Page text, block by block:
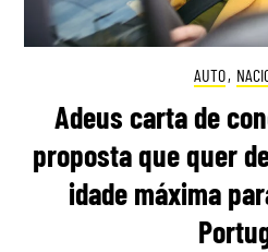
AUTO,
Adeus carta de
proposta que quer
idade máxima